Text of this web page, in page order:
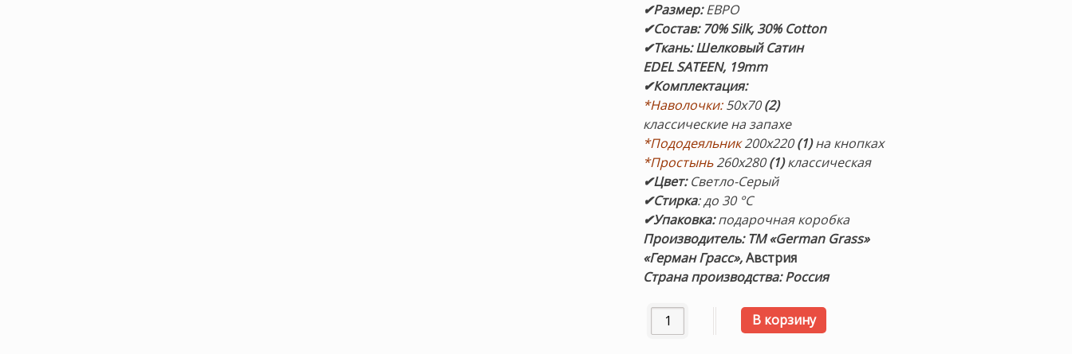
✔Размер:ЕВРО
✔Состав:70% Silk, 30% Cotton
✔Ткань:Шелковый Сатин
EDEL SATEEN, 19mm
✔Комплектация:
*Наволочки:50х70(2)
классические на запахе
*Пододеяльник200х220(1)на кнопках
*Простынь260х280(1)классическая
✔Цвет:Светло-Серый
✔Стирка: до 30 °С
✔Упаковка:подарочная коробка
Производитель:ТМ «German Grass»
«Герман Грасс»,Австрия
Страна производства: Россия
Количество товара Постельное белье «Silvery Grey Grass».
В корзину